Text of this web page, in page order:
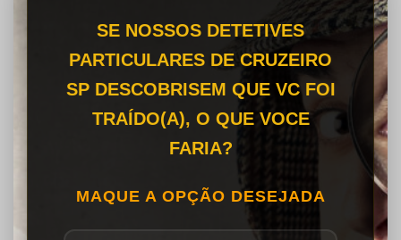
SE NOSSOS DETETIVES
PARTICULARES DE CRUZEIRO
SP DESCOBRISEM QUE VC FOI
TRAÍDO(A), O QUE VOCE
FARIA?
MAQUE A OPÇÃO DESEJADA